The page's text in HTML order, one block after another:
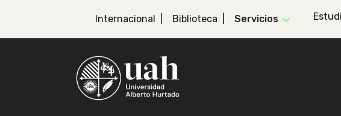
Internacional Biblioteca Servicios